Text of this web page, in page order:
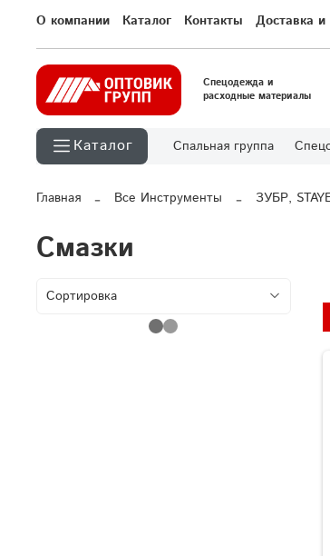
О компании Каталог Контакты Доставка и
Спецодежда и
расходные материалы
Каталог Спальная группа
Главная Все Инструменты ЗУБР,
Смазки